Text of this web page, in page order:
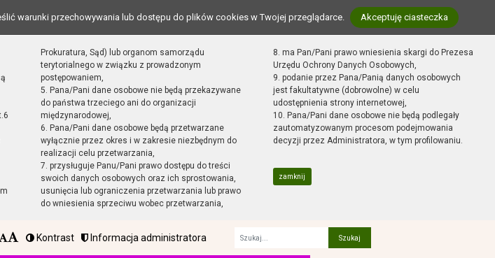
warunki przechowywania lub dostępu do plików cookies w Twojej przeglądarce. Akceptuję ciasteczka
Prokuratura, Sąd) lub organom samorządu
terytorialnego w związku z prowadzonym
postępowaniem,
5. Pana/Pani dane osobowe nie będą przekazywane
do państwa trzeciego ani do organizacji
międzynarodowej,
6. Pana/Pani dane osobowe będą przetwarzane
wyłącznie przez okres i w zakresie niezbędnym do
realizacji celu przetwarzania,
7. przysługuje Panu/Pani prawo dostępu do treści
swoich danych osobowych oraz ich sprostowania,
usunięcia lub ograniczenia przetwarzania lub prawo
do wniesienia sprzeciwu wobec przetwarzania,
8. ma Pan/Pani prawo wniesienia skargi do Prezesa
Urzędu Ochrony Danych Osobowych,
9. podanie przez Pana/Panią danych osobowych
jest fakultatywne (dobrowolne) w celu
udostępnienia strony internetowej,
10. Pana/Pani dane osobowe nie będą podlegały
zautomatyzowanym procesom podejmowania
decyzji przez Administratora, w tym profilowaniu.
zamknij
Kontrast Informacja administratora